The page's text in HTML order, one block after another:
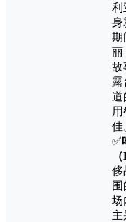
利
身
期
丽
故
露
道
佳
✅
（
侈
场
主